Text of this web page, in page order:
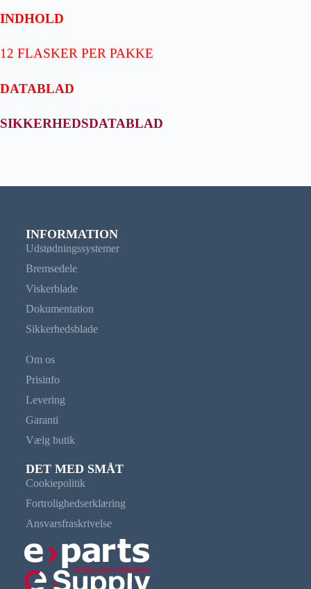
INDHOLD
12 FLASKER PER PAKKE
DATABLAD
SIKKERHEDSDATABLAD
INFORMATION
Udstødningssystemer
Bremsedele
Viskerblade
Dokumentation
Sikkerhedsblade
Om os
Prisinfo
Levering
Garanti
Vælg butik
DET MED SMÅT
Cookiepolitik
Fortrolighedserklæring
Ansvarsfraskrivelse